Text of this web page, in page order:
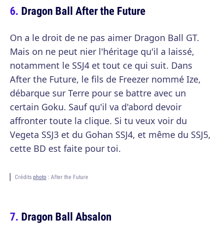
Dragon Ball After the Future
On a le droit de ne pas aimer Dragon Ball GT.
Mais on ne peut nier l'héritage qu'il a laissé,
notamment le SSJ4 et tout ce qui suit. Dans
After the Future, le fils de Freezer nommé Ize,
débarque sur Terre pour se battre avec un
certain Goku. Sauf qu'il va d'abord devoir
affronter toute la clique. Si tu veux voir du
Vegeta SSJ3 et du Gohan SSJ4, et même du SSJ5,
cette BD est faite pour toi.
Crédits photo : After the Future
Dragon Ball Absalon